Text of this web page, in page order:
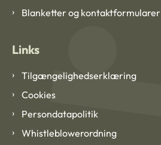
Blanketter og kontaktformularer
Links
Tilgængelighedserklæring
Cookies
Persondatapolitik
Whistleblowerordning